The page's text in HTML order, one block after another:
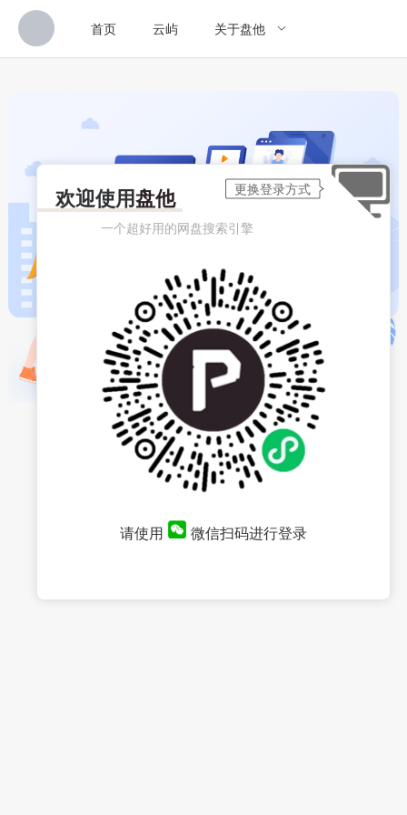
首页 云屿 关于盘他
欢迎使用盘他
一个超好用的网盘搜索引擎
请使用 微信扫码进行登录